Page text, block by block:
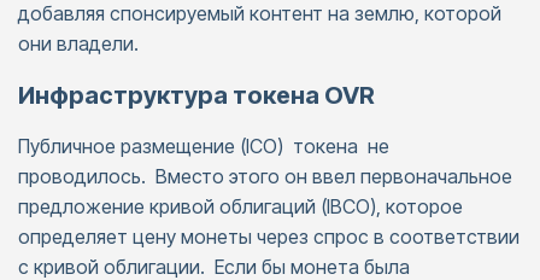
добавляя спонсируемый контент на землю, которой
они владели.
Инфраструктура токена OVR
Публичное размещение (ICO) токена не
проводилось. Вместо этого он ввел первоначальное
предложение кривой облигаций (IBCO), которое
определяет цену монеты через спрос в соответствии
с кривой облигации. Если бы монета была